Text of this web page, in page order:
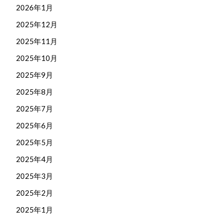
2026年1月
2025年12月
2025年11月
2025年10月
2025年9月
2025年8月
2025年7月
2025年6月
2025年5月
2025年4月
2025年3月
2025年2月
2025年1月